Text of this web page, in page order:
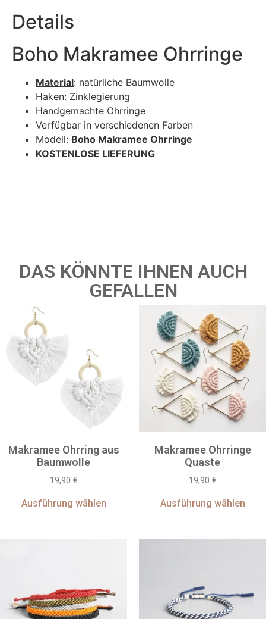
Details
Boho Makramee Ohrringe
Material: natürliche Baumwolle
Haken: Zinklegierung
Handgemachte Ohrringe
Verfügbar in verschiedenen Farben
Modell: Boho Makramee Ohrringe
KOSTENLOSE LIEFERUNG
DAS KÖNNTE IHNEN AUCH
GEFALLEN
Makramee Ohrring aus
Baumwolle
19,90 €
Ausführung wählen
Makramee Ohrringe
Quaste
19,90 €
Ausführung wählen